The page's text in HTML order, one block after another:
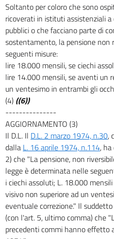
Allegati
Tabella A
Tabella A
Soltanto per coloro che sono
ricoverati in istituti assistenziali
pubblici o che facciano parte di
sostentamento, la pensione non
seguenti misure:
lire 18.000 mensili, se ciechi
lire 14.000 mensili, se aventi un
un ventesimo in entrambi gli
(4) ((6))
---------------
AGGIORNAMENTO (3)
Il D.L. Il D.L. 2 marzo 1974, n.30,
dalla L. 16 aprile 1974, n.114,
2) che "La pensione, non
legge è determinata nelle
i ciechi assoluti; L. 18.000
visivo non superiore ad un
eventuale correzione." Il
(con l'art. 5, ultimo comma) che
precedenti commi hanno effetto